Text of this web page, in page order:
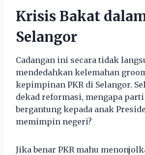
Krisis Bakat
Selangor
Cadangan ini secara tidak
mendedahkan kelemahan
kepimpinan PKR di Selangor.
dekad reformasi, mengapa
bergantung kepada anak
memimpin negeri?
Jika benar PKR mahu